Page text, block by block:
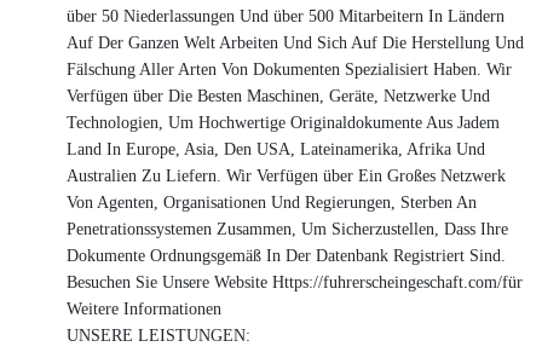
über 50 Niederlassungen Und über 500 Mitarbeitern In Ländern
Auf Der Ganzen Welt Arbeiten Und Sich Auf Die Herstellung Und
Fälschung Aller Arten Von Dokumenten Spezialisiert Haben. Wir
Verfügen über Die Besten Maschinen, Geräte, Netzwerke Und
Technologien, Um Hochwertige Originaldokumente Aus Jadem
Land In Europe, Asia, Den USA, Lateinamerika, Afrika Und
Australien Zu Liefern. Wir Verfügen über Ein Großes Netzwerk
Von Agenten, Organisationen Und Regierungen, Sterben An
Penetrationssystemen Zusammen, Um Sicherzustellen, Dass Ihre
Dokumente Ordnungsgemäß In Der Datenbank Registriert Sind.
Besuchen Sie Unsere Website Https://fuhrerscheingeschaft.com/für
Weitere Informationen
UNSERE LEISTUNGEN: